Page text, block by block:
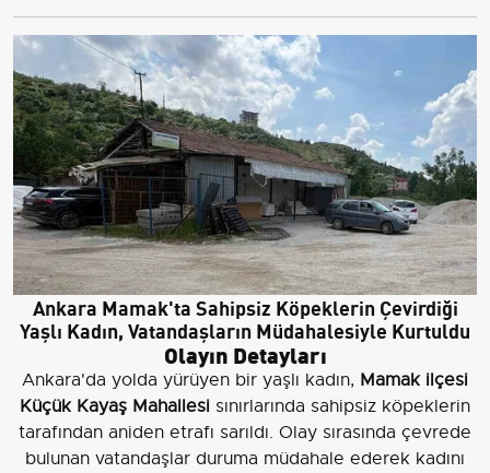
Ankara Mamak'ta Sahipsiz Köpeklerin Çevirdiği
Yaşlı Kadın, Vatandaşların Müdahalesiyle Kurtuldu
Olayın Detayları
Ankara'da yolda yürüyen bir yaşlı kadın, Mamak ilçesi
Küçük Kayaş Mahallesi sınırlarında sahipsiz köpeklerin
tarafından aniden etrafı sarıldı. Olay sırasında çevrede
bulunan vatandaşlar duruma müdahale ederek kadını